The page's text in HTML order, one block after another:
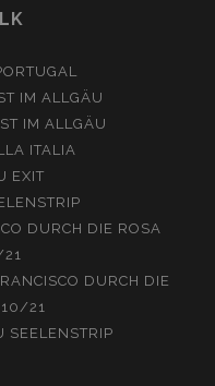
IM ALLGÄU
IM ALLGÄU
ITALIA
EXIT
DURCH DIE ROSA
DURCH DIE
10/21
SEELENSTRIP